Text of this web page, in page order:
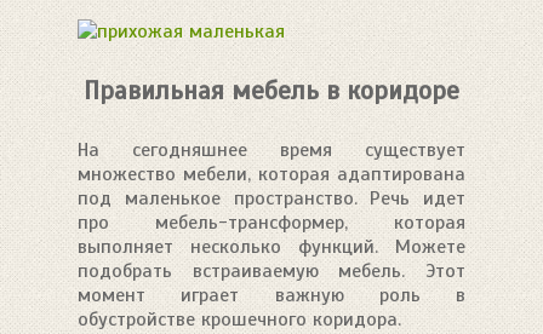
Правильная мебель в коридоре
На сегодняшнее время существует
множество мебели, которая адаптирована
под маленькое пространство. Речь идет
про мебель-трансформер, которая
выполняет несколько функций. Можете
подобрать встраиваемую мебель. Этот
момент играет важную роль в
обустройстве крошечного коридора.